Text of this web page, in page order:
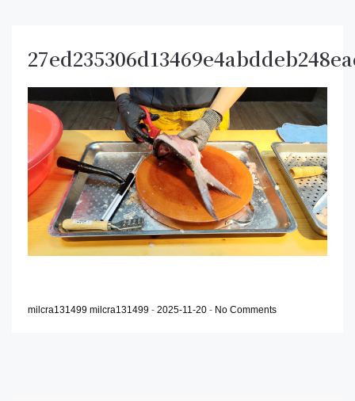
milcra131499 milcra131499 - 2025-11-20 - No Comments